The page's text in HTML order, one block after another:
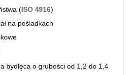
(ISO 4916)
na pośladkach
bydlęca o grubości od 1,2 do 1,4